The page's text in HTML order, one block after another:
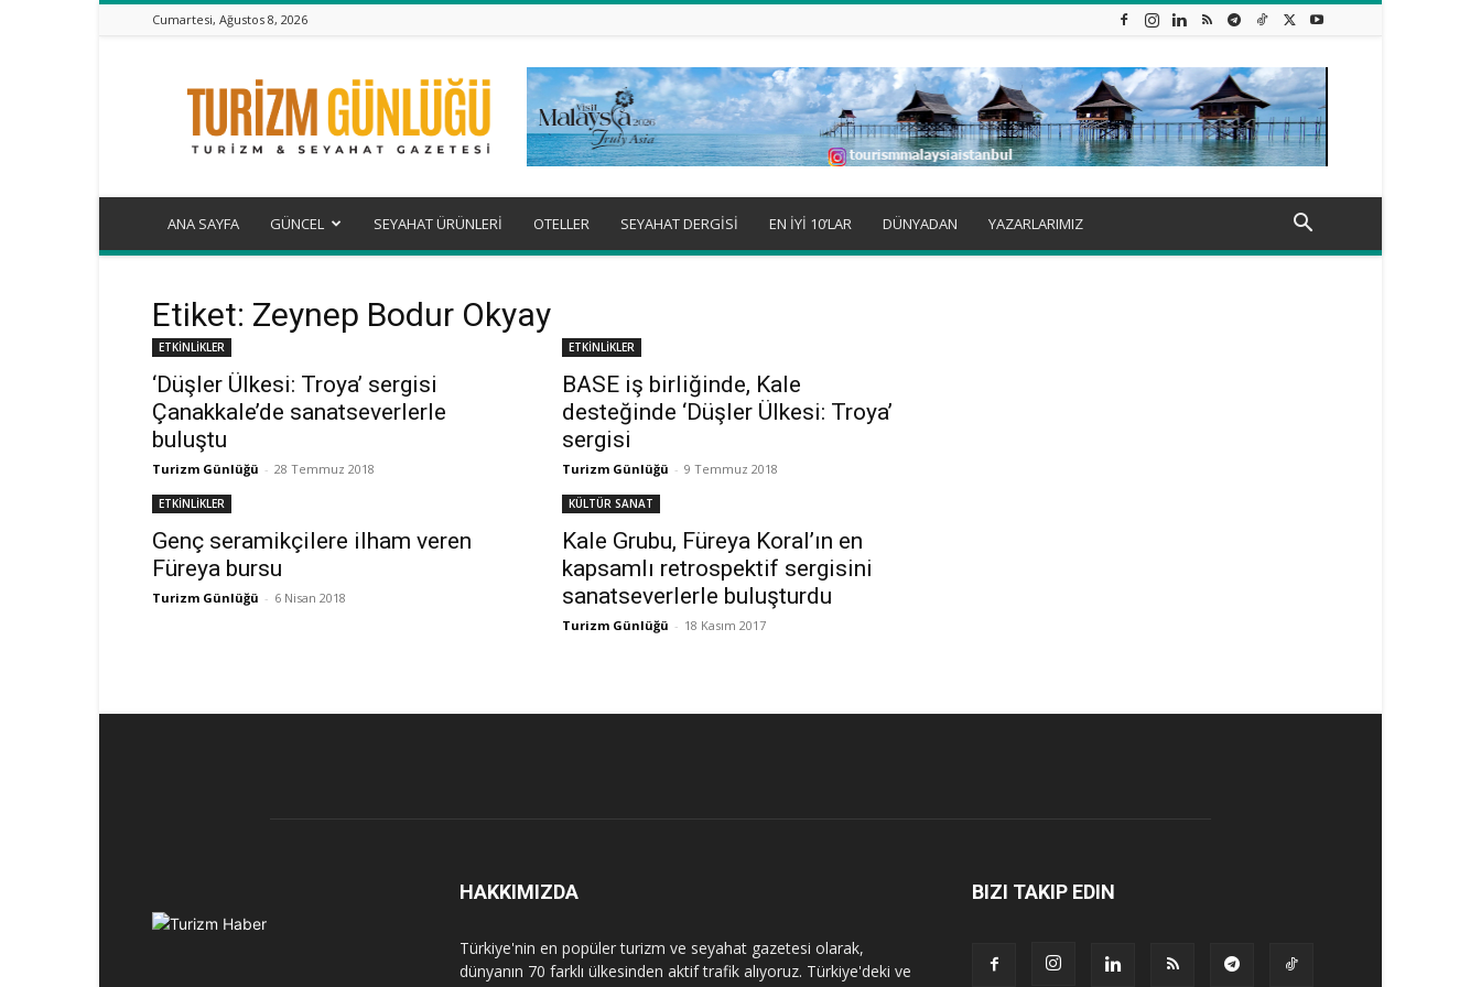
Cumartesi, Ağustos 8, 2026
Turizm
Günlüğü
ANA SAYFA GÜNCEL SEYAHAT ÜRÜNLERİ OTELLER SEYAHAT DERGİSİ EN İYİ 10’LAR DÜNYADAN YAZARLARIMIZ
Etiket: Zeynep Bodur Okyay
ETKİNLİKLER
‘Düşler Ülkesi: Troya’ sergisi
Çanakkale’de sanatseverlerle
buluştu
Turizm Günlüğü - 28 Temmuz 2018
ETKİNLİKLER
BASE iş birliğinde, Kale
desteğinde ‘Düşler Ülkesi: Troya’
sergisi
Turizm Günlüğü - 9 Temmuz 2018
ETKİNLİKLER
Genç seramikçilere ilham veren
Füreya bursu
Turizm Günlüğü - 6 Nisan 2018
KÜLTÜR SANAT
Kale Grubu, Füreya Koral’ın en
kapsamlı retrospektif sergisini
sanatseverlerle buluşturdu
Turizm Günlüğü - 18 Kasım 2017
HAKKIMIZDA
Türkiye'nin en popüler turizm ve seyahat gazetesi olarak,
dünyanın 70 farklı ülkesinden aktif trafik alıyoruz. Türkiye'deki ve
BIZI TAKIP EDIN